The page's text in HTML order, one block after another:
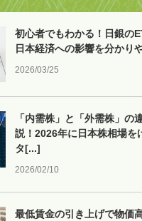
2026/03/25
初心者でもわかる！日銀の
日本経済への影響を分かり
2026/02/10
「内需株」と「外需株」の
説！2026年に日本株相場を
タ[...]
最低賃金の引き上げで物価